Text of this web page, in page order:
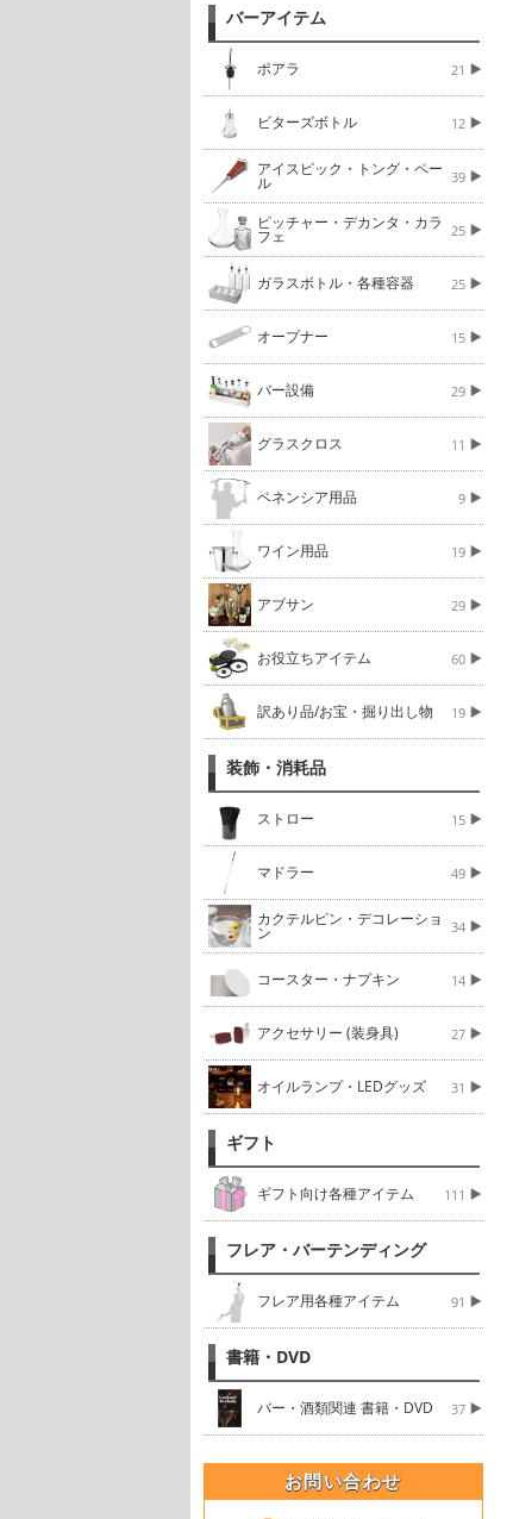
バーアイテム
ポアラ 21
ビターズボトル 12
アイスピック・トング・ペー
ル 39
ピッチャー・デカンタ・カラ
フェ 25
ガラスボトル・各種容器 25
オープナー 15
バー設備 29
グラスクロス 11
ベネンシア用品 9
ワイン用品 19
アブサン 29
お役立ちアイテム 60
訳あり品/お宝・掘り出し物 19
装飾・消耗品
ストロー 15
マドラー 49
カクテルピン・デコレーショ
ン 34
コースター・ナプキン 14
アクセサリー (装身具) 27
オイルランプ・LEDグッズ 31
ギフト
ギフト向け各種アイテム 111
フレア・バーテンディング
フレア用各種アイテム 91
書籍・DVD
バー・酒類関連 書籍・DVD 37
お問い合わせ